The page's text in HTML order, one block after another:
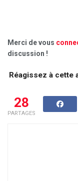
Merci de vous
discussion !
Réagissez à cette
28
PARTAGES